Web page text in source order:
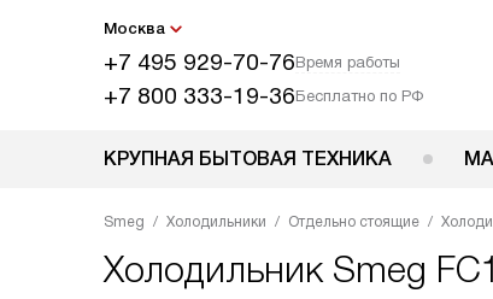
Москва
+7 495 929-70-76Время работы
+7 800 333-19-36Бесплатно по РФ
КРУПНАЯ БЫТОВАЯ ТЕХНИКА
Smeg Холодильники Отдельно стоящие
Холодильник Smeg